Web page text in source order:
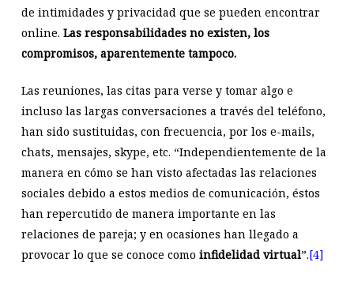
de intimidades y privacidad que se pueden encontrar
online. Las responsabilidades no existen, los
compromisos, aparentemente tampoco.
Las reuniones, las citas para verse y tomar algo e
incluso las largas conversaciones a través del teléfono,
han sido sustituidas, con frecuencia, por los e-mails,
chats, mensajes, skype, etc. “Independientemente de la
manera en cómo se han visto afectadas las relaciones
sociales debido a estos medios de comunicación, éstos
han repercutido de manera importante en las
relaciones de pareja; y en ocasiones han llegado a
provocar lo que se conoce como infidelidad virtual”.[4]